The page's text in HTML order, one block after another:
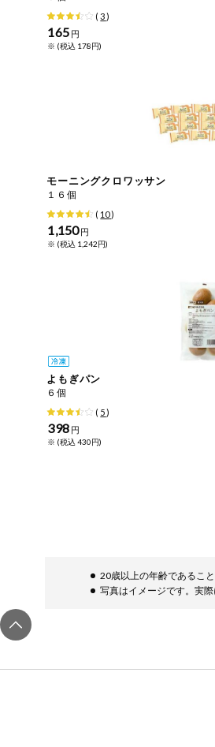
かんたん調理
オーガニック
ベビー・キッ
ズ関連
エシカル
健康志向食品
(3)
165 円
※ (税込 178円)
モーニングクロワッサン
１６個
( 10)
1,150 円
※ (税込 1,242円)
よもぎパン
６個
( 5)
398 円
※ (税込 430円)
20歳以上の年齢であるこ
写真はイメージです。実